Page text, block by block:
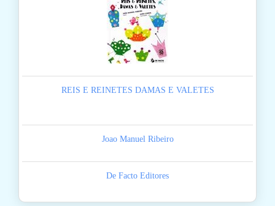
REIS E REINETES DAMAS E VALETES
Joao Manuel Ribeiro
De Facto Editores